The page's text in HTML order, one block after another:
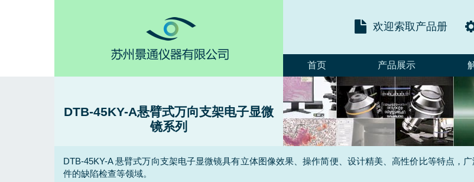
欢迎索取产品册
首页 产品展示
DTB-45KY-A悬臂式万向支架电子显微
镜系列
DTB-45KY-A 悬臂式万向支架电子显微镜具有立体图像效果、操作简便、设计精美、高性价比等特点，
件的缺陷检查等领域。